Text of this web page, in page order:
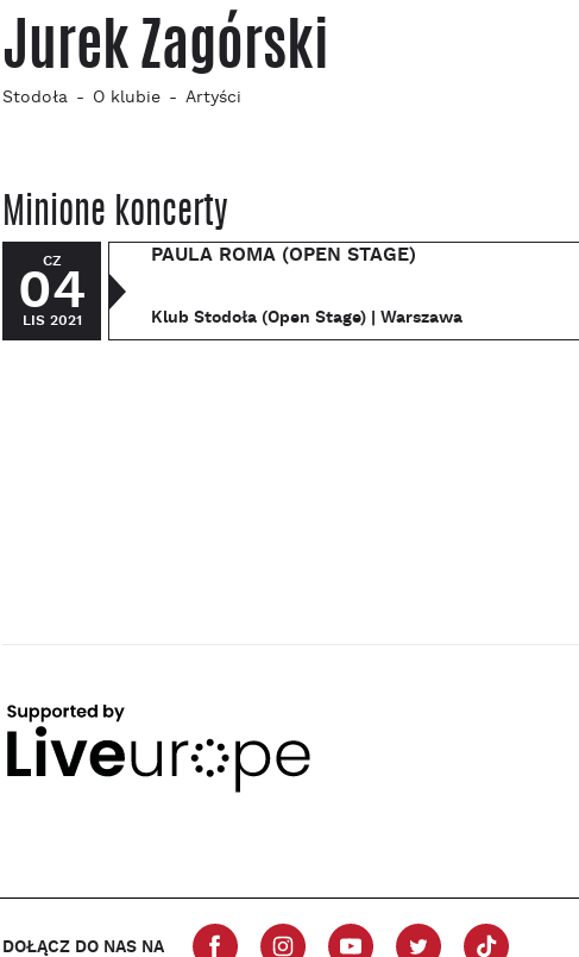
Jurek Zagórski
Stodoła O klubie Artyści
Minione koncerty
CZ
04
LIS 2021
PAULA ROMA (OPEN STAGE)
Klub Stodoła (Open Stage) | Warszawa
DOŁĄCZ DO NAS NA